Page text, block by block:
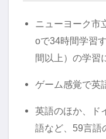
ニューヨーク市
oで34時間学習
間以上）の学習
ゲーム感覚で英
英語のほか、ド
語など、59言語